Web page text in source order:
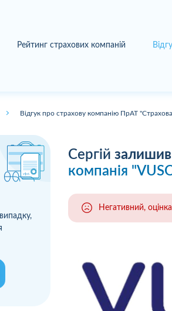
Рейтинг страхових компаній
Відгук про страхову компанію ПрАТ
Сергій залишив
компанія
Негативний,